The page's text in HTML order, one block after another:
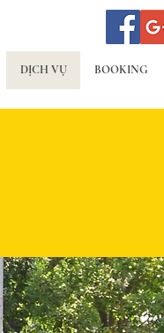
DỊCH VỤ BOOKING